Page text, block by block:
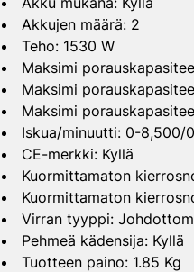
Akkujen määrä: 2
Teho: 1530 W
Maksimi
Maksimi
Maksimi
Iskua/minuutti: 0-8,500/
CE-merkki: Kyllä
Kuormittamaton
Kuormittamaton
Virran tyyppi:
Pehmeä kädensija: Kyllä
Tuotteen paino: 1.85 Kg